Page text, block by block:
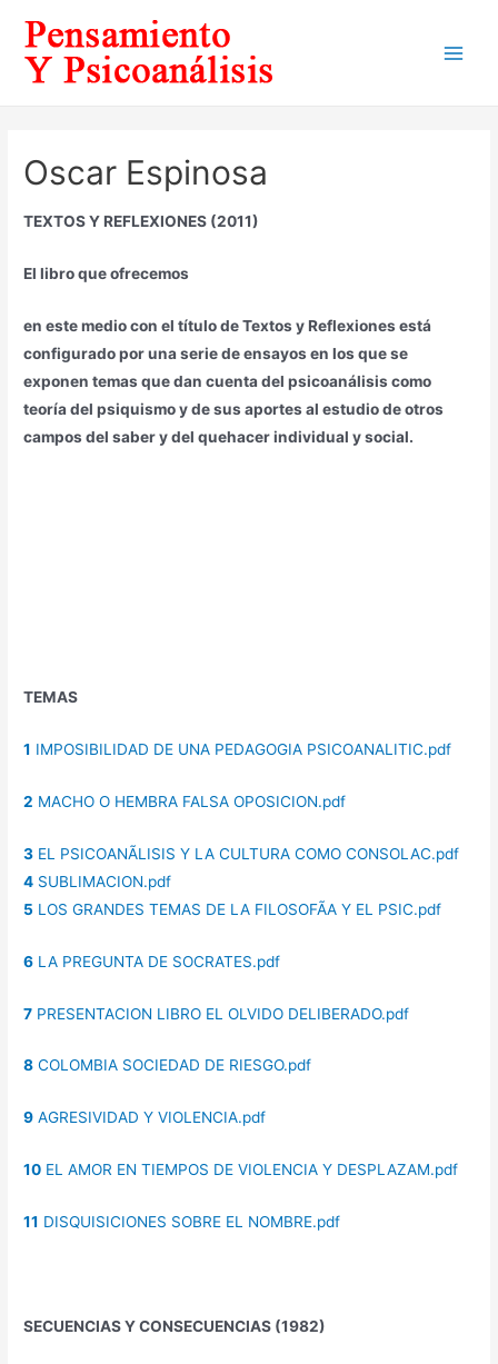
contenido
Oscar Espinosa
TEXTOS Y REFLEXIONES (2011)
El libro que ofrecemos
en este medio con eltítulo de Textos y Reflexiones está
configurado por una serie de ensayos en los que se
exponen temas que dan cuenta del psicoanálisis como
teoría del psiquismo y de sus aportes al estudio de otros
campos del saber y del quehacer individual y social.
TEMAS
1 IMPOSIBILIDAD DE UNA PEDAGOGIA PSICOANALITIC.pdf
2 MACHO O HEMBRA FALSA OPOSICION.pdf
3 EL PSICOANÃLISIS Y LA CULTURA COMO CONSOLAC.pdf
4 SUBLIMACION.pdf
5 LOS GRANDES TEMAS DE LA FILOSOFÃA Y EL PSIC.pdf
6 LA PREGUNTA DE SOCRATES.pdf
7 PRESENTACION LIBRO EL OLVIDO DELIBERADO.pdf
8 COLOMBIA SOCIEDAD DE RIESGO.pdf
9 AGRESIVIDAD Y VIOLENCIA.pdf
10 EL AMOR EN TIEMPOS DE VIOLENCIA Y DESPLAZAM.pdf
11 DISQUISICIONES SOBRE EL NOMBRE.pdf
SECUENCIAS Y CONSECUENCIAS (1982)